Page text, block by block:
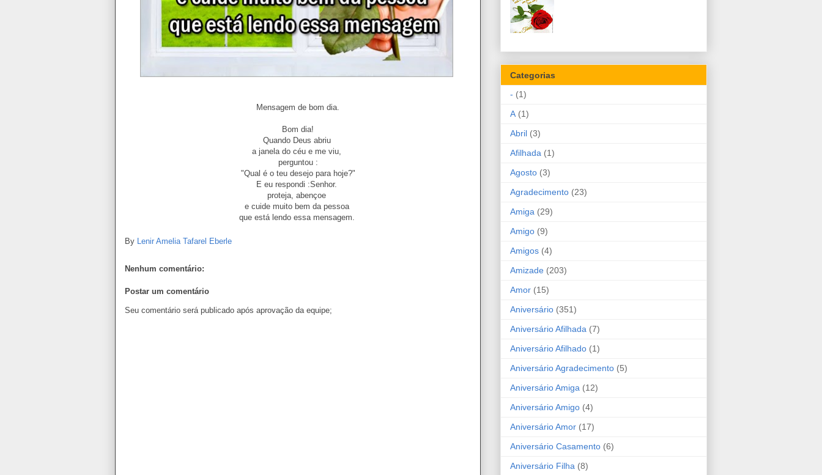
Mensagem de bom dia.
Bom dia!
Quando Deus abriu
a janela do céu e me viu,
perguntou :
"Qual é o teu desejo para hoje?"
E eu respondi :Senhor.
proteja, abençoe
e cuide muito bem da pessoa
que está lendo essa mensagem.
By Lenir Amelia Tafarel Eberle
Nenhum comentário:
Postar um comentário
Seu comentário será publicado após aprovação da equipe;
Categorias
- (1)
A (1)
Abril (3)
Afilhada (1)
Agosto (3)
Agradecimento (23)
Amiga (29)
Amigo (9)
Amigos (4)
Amizade (203)
Amor (15)
Aniversário (351)
Aniversário Afilhada (7)
Aniversário Afilhado (1)
Aniversário Agradecimento (5)
Aniversário Amiga (12)
Aniversário Amigo (4)
Aniversário Amor (17)
Aniversário Casamento (6)
Aniversário Filha (8)